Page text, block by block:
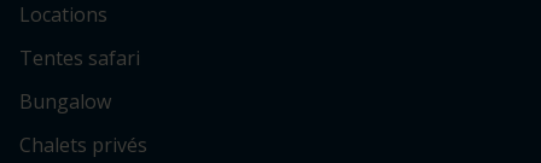
Locations
Tentes safari
Bungalow
Chalets privés